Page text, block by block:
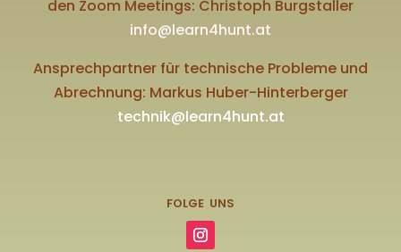
den Zoom Meetings: Christoph Burgstaller
info@learn4hunt.at
Ansprechpartner für technische Probleme und
Abrechnung: Markus Huber-Hinterberger
technik@learn4hunt.at
FOLGE UNS